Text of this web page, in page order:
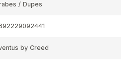
/ Dupes
by Creed